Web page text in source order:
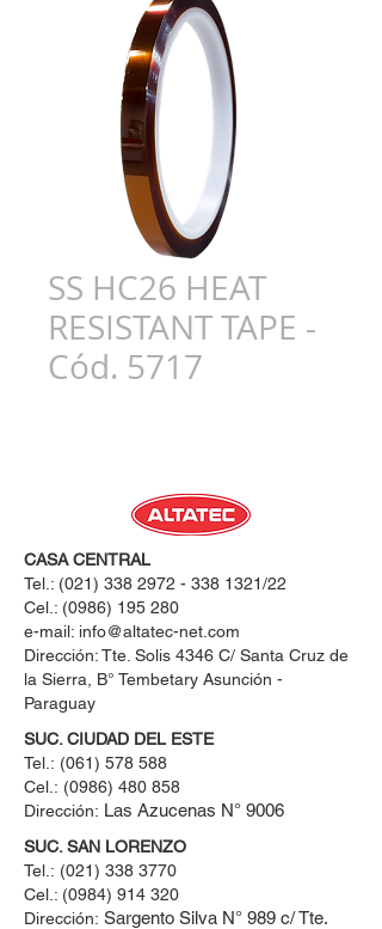
SS HC26 HEAT
RESISTANT TAPE -
Cód. 5717
CASA CENTRAL
Tel.: (021) 338 2972 - 338 1321/22
Cel.: (0986) 195 280
e-mail: info@altatec-net.com
Dirección: Tte. Solis 4346 C/ Santa Cruz de
la Sierra, B° Tembetary Asunción -
Paraguay
SUC. CIUDAD DEL ESTE
Tel.: (061) 578 588
Cel.: (0986) 480 858
Dirección: Las Azucenas N° 9006
SUC. SAN LORENZO
Tel.: (021) 338 3770
Cel.: ​(0984) 914 320
Dirección: Sargento Silva N° 989 c/ Tte.